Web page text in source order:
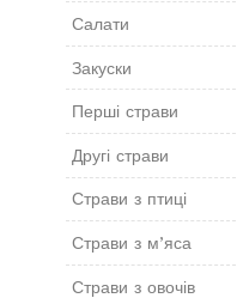
Салати
Закуски
Перші страви
Другі страви
Страви з птиці
Страви з м’яса
Страви з овочів